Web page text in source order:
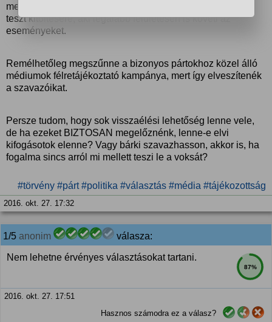
megválaszolható kérdések lennének. Bárki képes lenne a
teszt kitöltésére, aki legalább felületesen is követi az
eseményeket.
Remélhetőleg megszűnne a bizonyos pártokhoz közel álló
médiumok félretájékoztató kampánya, mert így elveszítenék
a szavazóikat.
Persze tudom, hogy sok visszaélési lehetőség lenne vele,
de ha ezeket BIZTOSAN megelőznénk, lenne-e elvi
kifogásotok elenne? Vagy bárki szavazhasson, akkor is, ha
fogalma sincs arról mi mellett teszi le a voksát?
#törvény #párt #politika #választás #média #tájékozottság
2016. okt. 27. 17:32
1/5 anonim válasza:
87%
Nem lehetne érvényes választásokat tartani.
2016. okt. 27. 17:51
Hasznos számodra ez a válasz?